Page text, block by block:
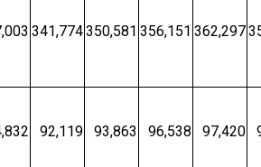
341,774350,581 356,151 362,297
92,119 93,863 96,538 97,420